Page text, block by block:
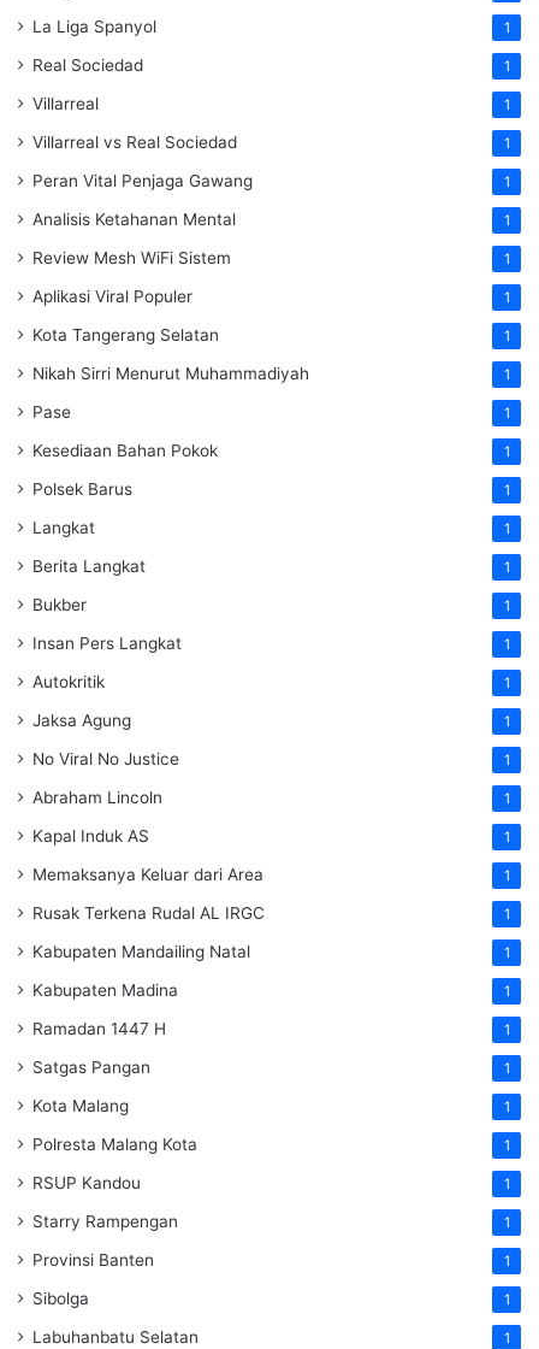
La Liga Spanyol 1
Real Sociedad 1
Villarreal 1
Villarreal vs Real Sociedad 1
Peran Vital Penjaga Gawang 1
Analisis Ketahanan Mental 1
Review Mesh WiFi Sistem 1
Aplikasi Viral Populer 1
Kota Tangerang Selatan 1
Nikah Sirri Menurut Muhammadiyah 1
Pase 1
Kesediaan Bahan Pokok 1
Polsek Barus 1
Langkat 1
Berita Langkat 1
Bukber 1
Insan Pers Langkat 1
Autokritik 1
Jaksa Agung 1
No Viral No Justice 1
Abraham Lincoln 1
Kapal Induk AS 1
Memaksanya Keluar dari Area 1
Rusak Terkena Rudal AL IRGC 1
Kabupaten Mandailing Natal 1
Kabupaten Madina 1
Ramadan 1447 H 1
Satgas Pangan 1
Kota Malang 1
Polresta Malang Kota 1
RSUP Kandou 1
Starry Rampengan 1
Provinsi Banten 1
Sibolga 1
Labuhanbatu Selatan 1